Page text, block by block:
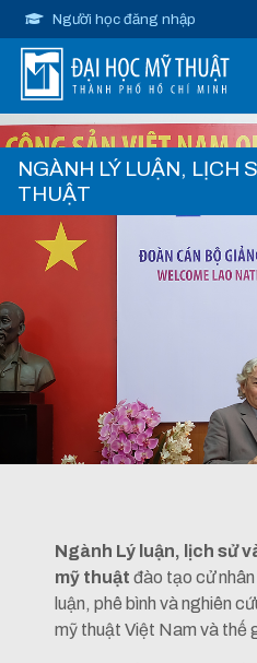
Người học đăng nhập
NGÀNH LÝ LUẬN, LỊCH
THUẬT
Ngành Lý luận, lịch sử
mỹ thuật đào tạo cử
luận, phê bình và nghiên
mỹ thuật Việt Nam và thế